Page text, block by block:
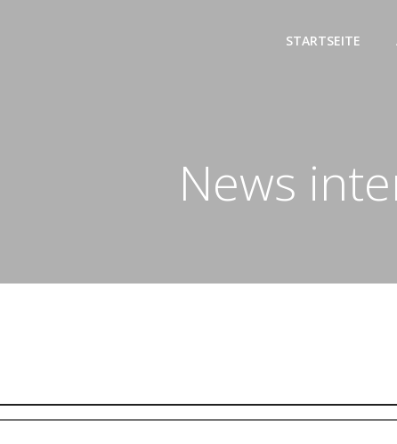
STARTSEITE
News